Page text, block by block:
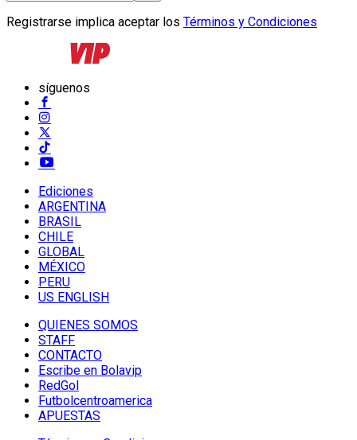
Registrarse implica aceptar los Términos y Condiciones
síguenos
Ediciones
ARGENTINA
BRASIL
CHILE
GLOBAL
MÉXICO
PERU
US ENGLISH
QUIENES SOMOS
STAFF
CONTACTO
Escribe en Bolavip
RedGol
Futbolcentroamerica
APUESTAS